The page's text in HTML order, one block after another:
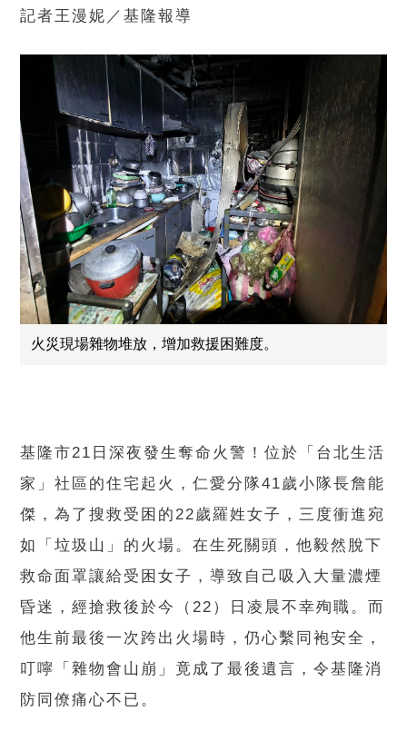
記者王漫妮／基隆報導
火災現場雜物堆放，增加救援困難度。
基隆市21日深夜發生奪命火警！位於「台北生活
家」社區的住宅起火，仁愛分隊41歲小隊長詹能
傑，為了搜救受困的22歲羅姓女子，三度衝進宛
如「垃圾山」的火場。在生死關頭，他毅然脫下
救命面罩讓給受困女子，導致自己吸入大量濃煙
昏迷，經搶救後於今（22）日凌晨不幸殉職。而
他生前最後一次跨出火場時，仍心繫同袍安全，
叮嚀「雜物會山崩」竟成了最後遺言，令基隆消
防同僚痛心不已。